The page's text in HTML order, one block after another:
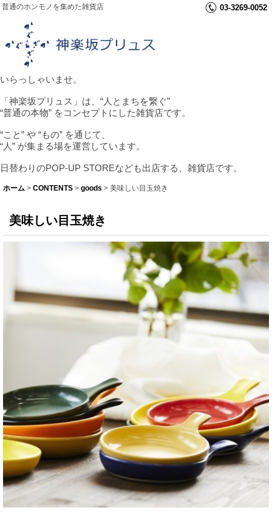
普通のホンモノを集めた雑貨店 03-3269-0052
いらっしゃいませ。
「神楽坂プリュス」は、“人とまちを繋ぐ”
“普通の本物” をコンセプトにした雑貨店です。
“こと” や “もの” を通じて、
“人” が集まる場を運営しています。
日替わりのPOP-UP STOREなども出店する、雑貨店です。
ホーム > CONTENTS > goods > 美味しい目玉焼き
美味しい目玉焼き